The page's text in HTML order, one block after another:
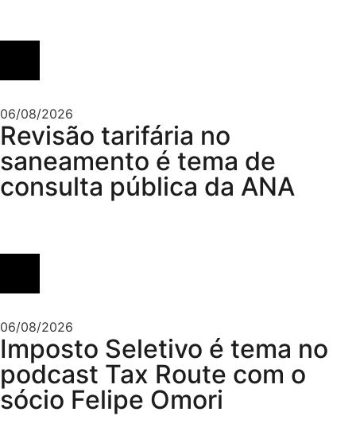
06/08/2026
Revisão tarifária no
saneamento é tema de
consulta pública da ANA
06/08/2026
Imposto Seletivo é tema no
podcast Tax Route com o
sócio Felipe Omori